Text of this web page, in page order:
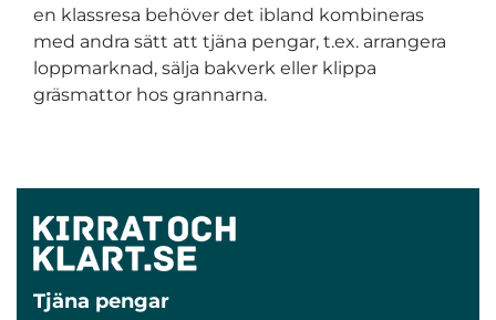
en klassresa behöver det ibland kombineras
med andra sätt att tjäna pengar, t.ex. arrangera
loppmarknad, sälja bakverk eller klippa
gräsmattor hos grannarna.
Tjäna pengar